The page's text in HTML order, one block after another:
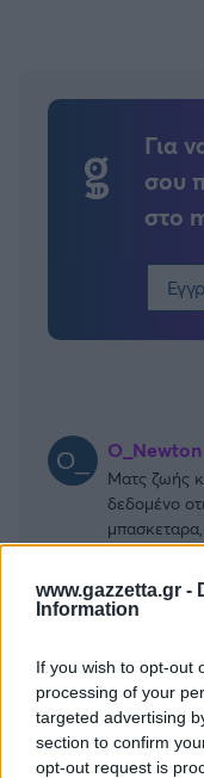
www.gazzetta.gr -
Information
If you wish to opt-out
processing of your
targeted advertising
section to confirm
opt-out request is
Για
σου
στο
O_Newton
Ματς ζωής
δεδομένο
διψήφια
τον
ποιους
παίξει. Στο
Απάντησε